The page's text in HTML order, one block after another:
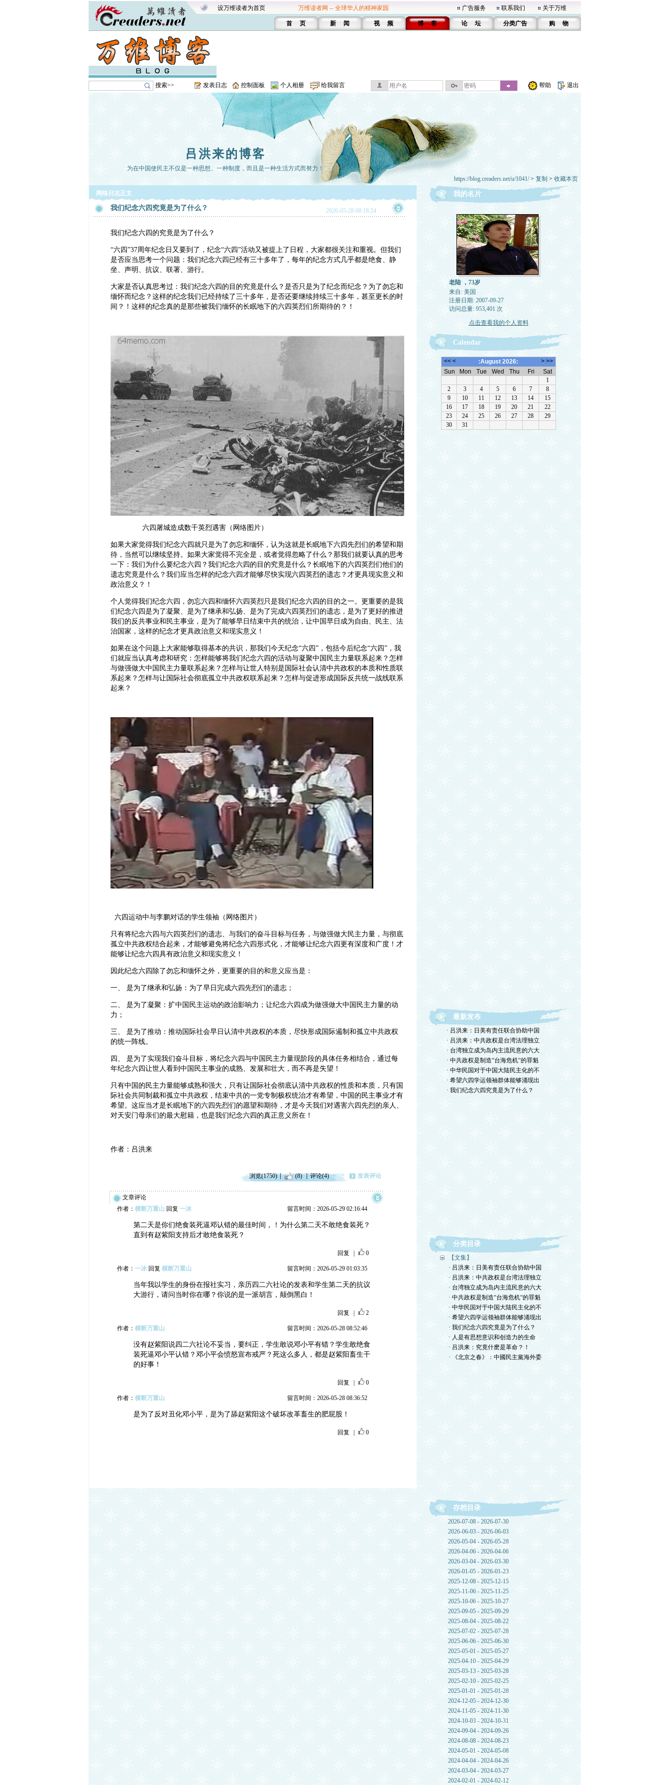
设万维读者为首页 万维读者网 -- 全球华人的精神家园 广告服务 联系我们 关于万维
首 页 新 闻 视 频 博 客 论 坛 分类广告 购 物
搜索>> 发表日志 控制面板 个人相册 给我留言 帮助 退出
吕洪来的博客
为在中国使民主不仅是一种思想、一种制度，而且是一种生活方式而努力！
https://blog.creaders.net/u/1041/> 复制 > 收藏本页
网络日志正文
我们纪念六四究竟是为了什么？ 2026-05-28 08:18:24
我们纪念六四的究竟是为了什么？
“六四”37周年纪念日又要到了，纪念“六四”活动又被提上了日程，大家都很关注和重视。但我们
是否应当思考一个问题：我们纪念六四已经有三十多年了，每年的纪念方式几乎都是绝食、静
坐、声明、抗议、联署、游行。
大家是否认真思考过：我们纪念六四的目的究竟是什么？是否只是为了纪念而纪念？为了勿忘和
缅怀而纪念？这样的纪念我们已经持续了三十多年，是否还要继续持续三十多年，甚至更长的时
间？！这样的纪念真的是那些被我们缅怀的长眠地下的六四英烈们所期待的？！
六四屠城造成数千英烈遇害（网络图片）
如果大家觉得我们纪念六四就只是为了勿忘和缅怀，认为这就是长眠地下六四先烈们的希望和期
待，当然可以继续坚持。如果大家觉得不完全是，或者觉得忽略了什么？那我们就要认真的思考
一下：我们为什么要纪念六四？我们纪念六四的目的究竟是什么？长眠地下的六四英烈们他们的
遗志究竟是什么？我们应当怎样的纪念六四才能够尽快实现六四英烈的遗志？才更具现实意义和
政治意义？！
个人觉得我们纪念六四，勿忘六四和缅怀六四英烈只是我们纪念六四的目的之一。更重要的是我
们纪念六四是为了凝聚、是为了继承和弘扬、是为了完成六四英烈们的遗志，是为了更好的推进
我们的反共事业和民主事业，是为了能够早日结束中共的统治，让中国早日成为自由、民主、法
治国家，这样的纪念才更具政治意义和现实意义！
如果在这个问题上大家能够取得基本的共识，那我们今天纪念“六四”，包括今后纪念“六四”，我
们就应当认真考虑和研究：怎样能够将我们纪念六四的活动与凝聚中国民主力量联系起来？怎样
与做强做大中国民主力量联系起来？怎样与让世人特别是国际社会认清中共政权的本质和性质联
系起来？怎样与让国际社会彻底孤立中共政权联系起来？怎样与促进形成国际反共统一战线联系
起来？
六四运动中与李鹏对话的学生领袖（网络图片）
只有将纪念六四与六四英烈们的遗志、与我们的奋斗目标与任务，与做强做大民主力量，与彻底
孤立中共政权结合起来，才能够避免将纪念六四形式化，才能够让纪念六四更有深度和广度！才
能够让纪念六四具有政治意义和现实意义！
因此纪念六四除了勿忘和缅怀之外，更重要的目的和意义应当是：
一、 是为了继承和弘扬：为了早日完成六四先烈们的遗志；
二、 是为了凝聚：扩中国民主运动的政治影响力；让纪念六四成为做强做大中国民主力量的动
力；
三、 是为了推动：推动国际社会早日认清中共政权的本质，尽快形成国际遏制和孤立中共政权
的统一阵线。
四、 是为了实现我们奋斗目标，将纪念六四与中国民主力量现阶段的具体任务相结合，通过每
年纪念六四让世人看到中国民主事业的成熟、发展和壮大，而不再是失望！
只有中国的民主力量能够成熟和强大，只有让国际社会彻底认清中共政权的性质和本质，只有国
际社会共同制裁和孤立中共政权，结束中共的一党专制极权统治才有希望，中国的民主事业才有
希望。这应当才是长眠地下的六四先烈们的愿望和期待，才是今天我们对遇害六四先烈的亲人、
对天安门母亲们的最大慰籍，也是我们纪念六四的真正意义所在！
作者：吕洪来
浏览(1750) (8) 评论(4) 发表评论
文章评论
作者： 横断万重山 回复 一冰 留言时间：2026-05-29 02:16:44
第二天是你们绝食装死逼邓认错的最佳时间，！为什么第二天不敢绝食装死？
直到有赵紫阳支持后才敢绝食装死？
回复 0
作者： 一冰回复 横断万重山 留言时间：2026-05-29 01:03:35
当年我以学生的身份在报社实习，亲历四二六社论的发表和学生第二天的抗议
大游行，请问当时你在哪？你说的是一派胡言，颠倒黑白！
回复 2
作者： 横断万重山 留言时间：2026-05-28 08:52:46
没有赵紫阳说四二六社论不妥当，要纠正，学生敢说邓小平有错？学生敢绝食
装死逼邓小平认错？邓小平会愤怒宣布戒严？死这么多人，都是赵紫阳畜生干
的好事！
回复 0
作者： 横断万重山 留言时间：2026-05-28 08:36:52
是为了反对丑化邓小平，是为了舔赵紫阳这个破坏改革畜生的肥屁股！
回复 0
我的名片
老陆 ，73岁
来自: 美国
注册日期: 2007-09-27
访问总量: 953,401 次
点击查看我的个人资料
Calendar
最新发布
· 吕洪来：日美有责任联合协助中国
· 吕洪来：中共政权是台湾法理独立
· 台湾独立成为岛内主流民意的六大
· 中共政权是制造“台海危机“的罪魁
· 中华民国对于中国大陆民主化的不
· 希望六四学运领袖群体能够涌现出
· 我们纪念六四究竟是为了什么？
分类目录
【文集】
· 吕洪来：日美有责任联合协助中国
· 吕洪来：中共政权是台湾法理独立
· 台湾独立成为岛内主流民意的六大
· 中共政权是制造“台海危机“的罪魁
· 中华民国对于中国大陆民主化的不
· 希望六四学运领袖群体能够涌现出
· 我们纪念六四究竟是为了什么？
· 人是有思想意识和创造力的生命
· 吕洪来：究竟什麽是革命？！
· 《北京之春》：中國民主黨海外委
存档目录
2026-07-08 - 2026-07-30
2026-06-03 - 2026-06-03
2026-05-04 - 2026-05-28
2026-04-06 - 2026-04-06
2026-03-04 - 2026-03-30
2026-01-05 - 2026-01-23
2025-12-08 - 2025-12-15
2025-11-06 - 2025-11-25
2025-10-06 - 2025-10-27
2025-09-05 - 2025-09-29
2025-08-04 - 2025-08-22
2025-07-02 - 2025-07-28
2025-06-06 - 2025-06-30
2025-05-01 - 2025-05-27
2025-04-10 - 2025-04-29
2025-03-13 - 2025-03-28
2025-02-10 - 2025-02-25
2025-01-01 - 2025-01-28
2024-12-05 - 2024-12-30
2024-11-05 - 2024-11-30
2024-10-03 - 2024-10-31
2024-09-04 - 2024-09-26
2024-08-08 - 2024-08-23
2024-05-01 - 2024-05-08
2024-04-04 - 2024-04-26
2024-03-04 - 2024-03-27
2024-02-01 - 2024-02-12